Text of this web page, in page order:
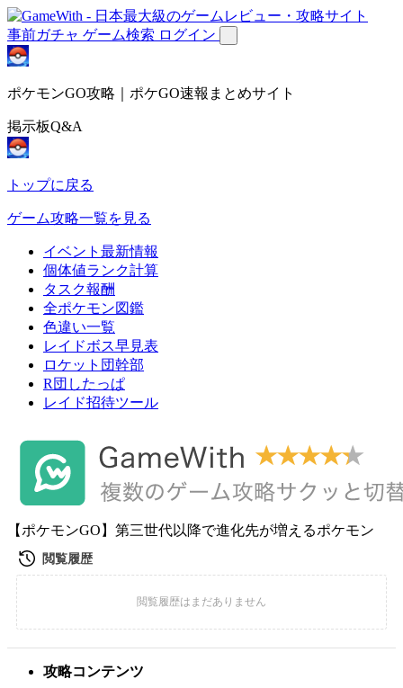
事前ガチャ ゲーム検索 ログイン
ポケモンGO攻略｜ポケGO速報まとめサイト
掲示板Q&A
トップに戻る
ゲーム攻略一覧を見る
イベント最新情報
個体値ランク計算
タスク報酬
全ポケモン図鑑
色違い一覧
レイドボス早見表
ロケット団幹部
R団したっぱ
レイド招待ツール
【ポケモンGO】第三世代以降で進化先が増えるポケモン
攻略コンテンツ